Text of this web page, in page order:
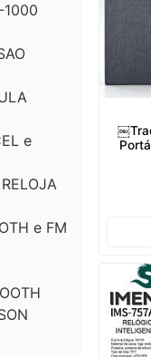
1000
e
e FM